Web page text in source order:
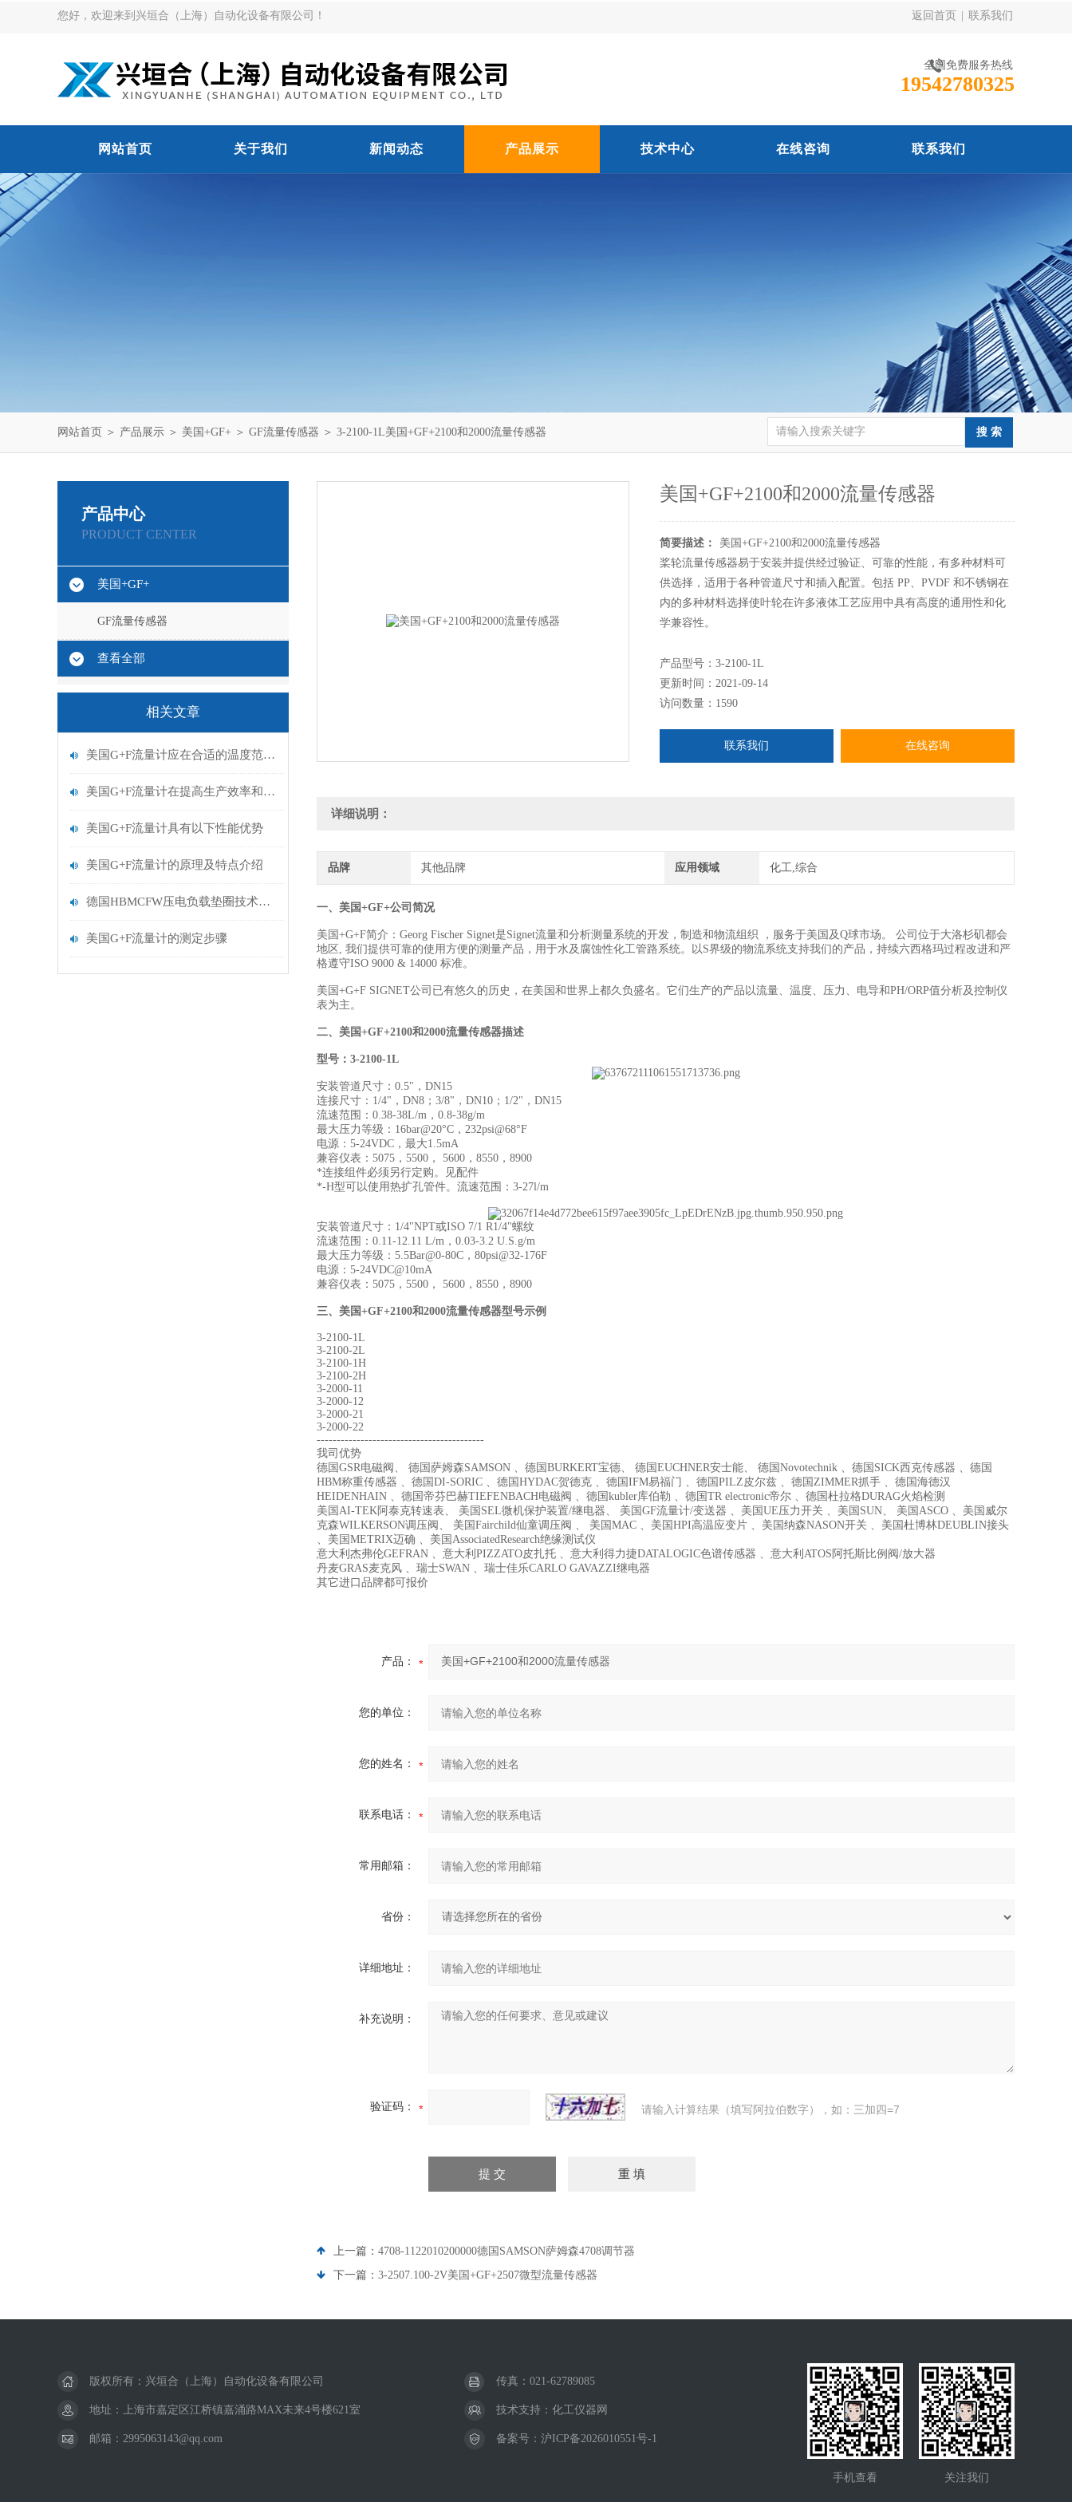
您好，欢迎来到兴垣合（上海）自动化设备有限公司！ 返回首页 联系我们
全国免费服务热线
19542780325
网站首页 关于我们 新闻动态 产品展示 技术中心 在线咨询 联系我们
网站首页 ＞ 产品展示 ＞ 美国+GF+ ＞ GF流量传感器 ＞ 3-2100-1L美国+GF+2100和2000流量传感器
产品中心
PRODUCT CENTER
美国+GF+
GF流量传感器
查看全部
相关文章
美国G+F流量计应在合适的温度范围内使用
美国G+F流量计在提高生产效率和质量方面的重要作用
美国G+F流量计具有以下性能优势
美国G+F流量计的原理及特点介绍
德国HBMCFW压电负载垫圈技术规格
美国G+F流量计的测定步骤
美国+GF+2100和2000流量传感器
简要描述：
美国+GF+2100和2000流量传感器
桨轮流量传感器易于安装并提供经过验证、可靠的性能，有多种材料可
供选择，适用于各种管道尺寸和插入配置。包括 PP、PVDF 和不锈钢在
内的多种材料选择使叶轮在许多液体工艺应用中具有高度的通用性和化
学兼容性。
产品型号：3-2100-1L
更新时间：2021-09-14
访问数量：1590
联系我们 在线咨询
详细说明：
品牌 其他品牌 应用领域 化工,综合
一、美国+GF+公司简况
美国+G+F简介：Georg Fischer Signet是Signet流量和分析测量系统的开发，制造和物流组织 ，服务于美国及Q球市场。 公司位于大洛杉矶都会
地区, 我们提供可靠的使用方便的测量产品，用于水及腐蚀性化工管路系统。以S界级的物流系统支持我们的产品，持续六西格玛过程改进和严
格遵守ISO 9000 & 14000 标准。
美国+G+F SIGNET公司已有悠久的历史，在美国和世界上都久负盛名。它们生产的产品以流量、温度、压力、电导和PH/ORP值分析及控制仪
表为主。
二、 美国+GF+2100和2000流量传感器描述
型号：3-2100-1L
安装管道尺寸：0.5"，DN15
连接尺寸：1/4"，DN8；3/8"，DN10；1/2"，DN15
流速范围：0.38-38L/m，0.8-38g/m
最大压力等级：16bar@20°C，232psi@68°F
电源：5-24VDC，最大1.5mA
兼容仪表：5075，5500， 5600，8550，8900
*连接组件必须另行定购。见配件
*-H型可以使用热扩孔管件。流速范围：3-27l/m
安装管道尺寸：1/4"NPT或ISO 7/1 R1/4"螺纹
流速范围：0.11-12.11 L/m，0.03-3.2 U.S.g/m
最大压力等级：5.5Bar@0-80C，80psi@32-176F
电源：5-24VDC@10mA
兼容仪表：5075，5500， 5600，8550，8900
三、 美国+GF+2100和2000流量传感器型号示例
3-2100-1L
3-2100-2L
3-2100-1H
3-2100-2H
3-2000-11
3-2000-12
3-2000-21
3-2000-22
------------------------------------------
我司优势
德国GSR电磁阀、 德国萨姆森SAMSON 、德国BURKERT宝德、 德国EUCHNER安士能、 德国Novotechnik 、德国SICK西克传感器 、德国
HBM称重传感器 、德国DI-SORIC 、德国HYDAC贺德克 、德国IFM易福门 、德国PILZ皮尔兹 、德国ZIMMER抓手 、德国海德汉
HEIDENHAIN 、德国帝芬巴赫TIEFENBACH电磁阀 、德国kubler库伯勒 、德国TR electronic帝尔 、德国杜拉格DURAG火焰检测
美国AI-TEK阿泰克转速表、 美国SEL微机保护装置/继电器、 美国GF流量计/变送器 、美国UE压力开关 、美国SUN、 美国ASCO 、美国威尔
克森WILKERSON调压阀、 美国Fairchild仙童调压阀 、 美国MAC 、美国HPI高温应变片 、美国纳森NASON开关 、美国杜博林DEUBLIN接头
、美国METRIX迈确 、美国AssociatedResearch绝缘测试仪
意大利杰弗伦GEFRAN 、意大利PIZZATO皮扎托 、意大利得力捷DATALOGIC色谱传感器 、意大利ATOS阿托斯比例阀/放大器
丹麦GRAS麦克风 、瑞士SWAN 、瑞士佳乐CARLO GAVAZZI继电器
其它进口品牌都可报价
产品：
您的单位：
您的姓名：
联系电话：
常用邮箱：
省份：
详细地址：
补充说明：
验证码： 请输入计算结果（填写阿拉伯数字），如：三加四=7
上一篇： 4708-1122010200000德国SAMSON萨姆森4708调节器
下一篇： 3-2507.100-2V美国+GF+2507微型流量传感器
关注我们
手机查看
版权所有：兴垣合（上海）自动化设备有限公司 传真：021-62789085
地址：上海市嘉定区江桥镇嘉涌路MAX未来4号楼621室 技术支持： 化工仪器网
邮箱：2995063143@qq.com 备案号： 沪ICP备2026010551号-1